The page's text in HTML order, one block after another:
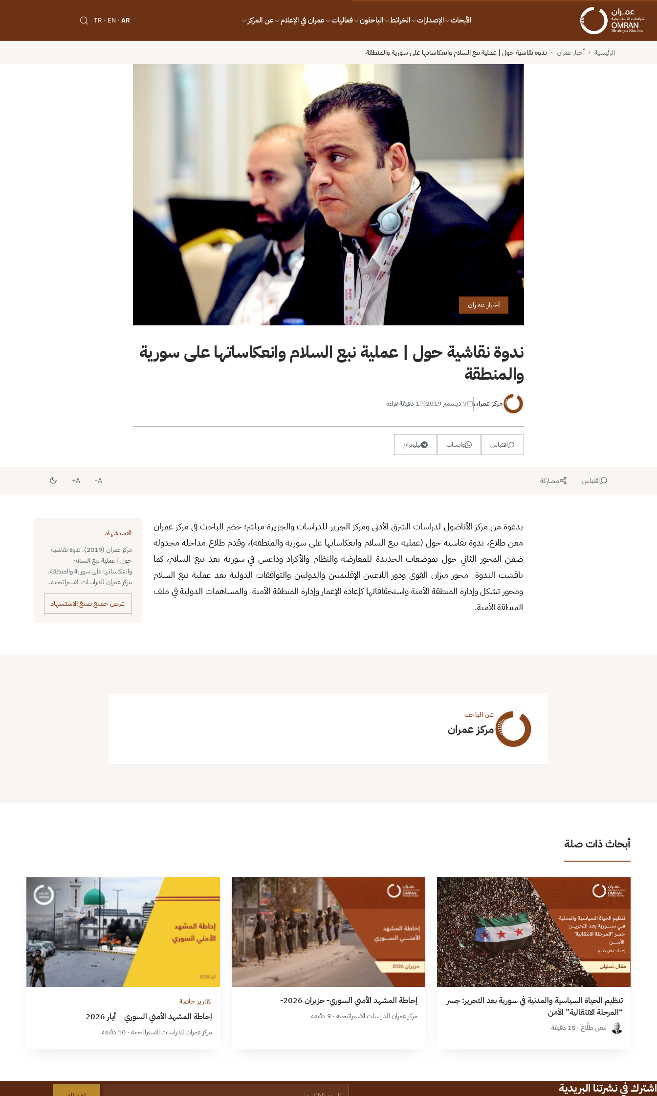
الأبحاث الإصدارات الخرائط الباحثون فعاليات عمران في الإعلام عن المركز AR
EN
TR
الرئيسية › أخبار عمران › ندوة نقاشية حول | عملية نبع السلام وانعكاساتها على سورية والمنطقة
أخبار عمران
ندوة نقاشية حول | عملية نبع السلام وانعكاساتها على سورية
والمنطقة
مركز عمران 7 ديسمبر 2019 1 دقيقة قراءة
اقتباس واتساب تيليغرام
اقتباس مشاركة A-
A+
بدعوة من مركز الأناضول لدراسات الشرق الأدنى ومركز الجزير للدراسات والجزيرة مباشر؛ حضر الباحث في مركز عمران
معن طلاع، ندوة نقاشية حول (عملية نبع السلام وانعكاساتها على سورية والمنطقة)، وقدم طلاع مداخلة مجدولة
ضمن المحور الثاني حول تموضعات الجديدة للمعارضة والنظام والأكراد وداعش في سورية بعد نبع السلام، كما
ناقشت الندوة محور ميزان القوى ودور اللاعبين الإقليميين والدوليين والتوافقات الدولية بعد عملية نبع السلام
ومحور تشكل وإدارة المنطقة الآمنة واستحقاقاتها كإعادة الإعمار وإدارة المنطقة الآمنة والمساهمات الدولية في ملف
المنطقة الآمنة.
الاستشهاد
مركز عمران (2019). ندوة نقاشية
حول | عملية نبع السلام
وانعكاساتها على سورية والمنطقة.
مركز عمران للدراسات الاستراتيجية.
عرض جميع صيغ الاستشهاد
عن الباحث
مركز عمران
أبحاث ذات صلة
تنظيم الحياة السياسية والمدنية في سورية بعد التحرير: جسر
“المرحلة الانتقالية” الآمن
معن طلَّاع · 15 دقيقة
إحاطة المشهد الأمني السوري- حزيران 2026-
مركز عمران للدراسات الاستراتيجية · 9 دقيقة
تقارير خاصة
إحاطة المشهد الأمني السوري – أيار 2026
مركز عمران للدراسات الاستراتيجية · 10 دقيقة
اشترك في نشرتنا البريدية